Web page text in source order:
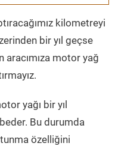
kilometreyi
bir yıl geçse
motor yağ
yağı bir yıl
Bu durumda
özelliğini